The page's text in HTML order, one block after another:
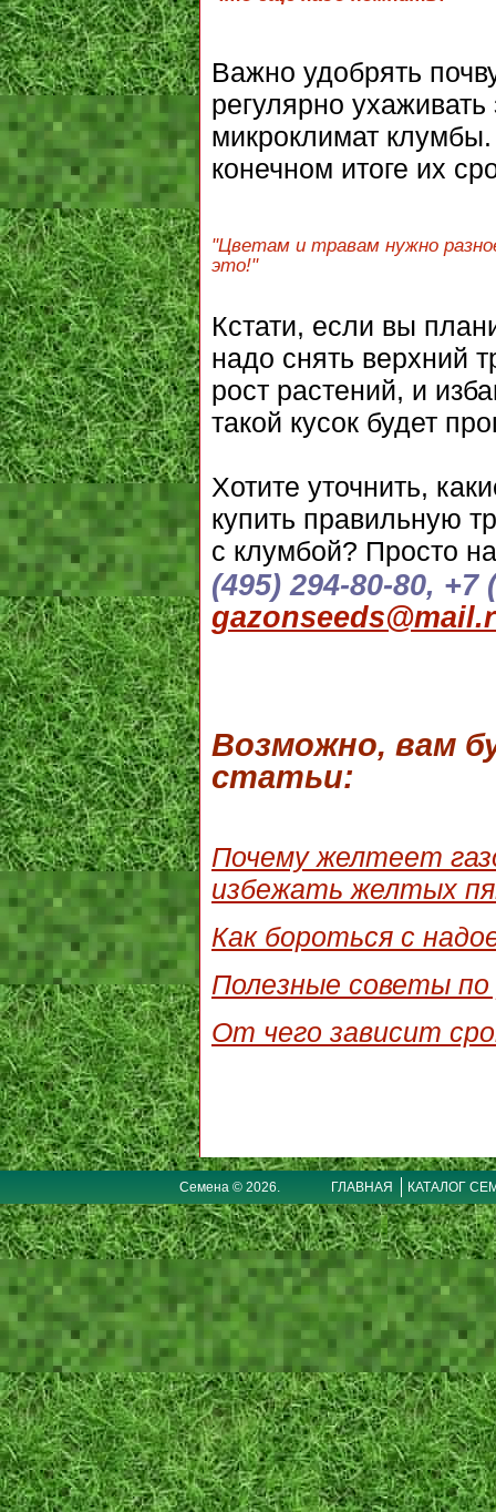
Важно удобрять
регулярно
микроклимат клумбы.
конечном итоге их
"Цветам и травам нужно
это!"
Кстати, если вы
надо снять верхний
рост растений, и
такой кусок будет
Хотите уточнить,
купить правильную
с клумбой? Просто
(495) 294-80-80, +7
Возможно, вам
статьи:
Почему желтеет
избежать желтых
Как бороться с
Полезные советы по
От чего зависит
Семена © 2026. ГЛАВНАЯ КАТАЛОГ